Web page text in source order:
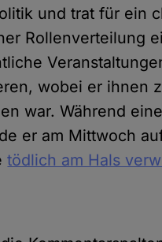
und trat für ein
Rollenverteilung
wobei er ihnen
war. Während
er am Mittwoch
tödlich am Hals